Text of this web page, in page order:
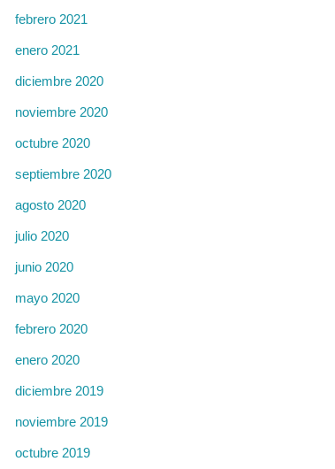
febrero 2021
enero 2021
diciembre 2020
noviembre 2020
octubre 2020
septiembre 2020
agosto 2020
julio 2020
junio 2020
mayo 2020
febrero 2020
enero 2020
diciembre 2019
noviembre 2019
octubre 2019